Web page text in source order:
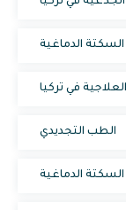
السكتة الدماغية
في تركيا
الطب التجديدي
الدماغية